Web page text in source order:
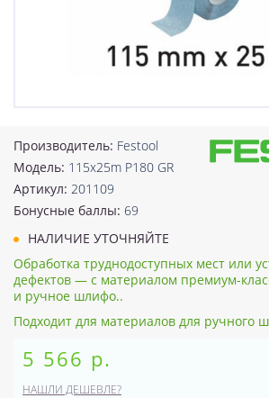
Производитель: Festool
Модель: 115x25m P180 GR
Артикул: 201109
Бонусные баллы: 69
НАЛИЧИЕ УТОЧНЯЙТЕ
Обработка труднодоступных мест или
дефектов — с материалом премиум-
и ручное шлифо..
Подходит для материалов для ручного
5 566 р.
НАШЛИ ДЕШЕВЛЕ?